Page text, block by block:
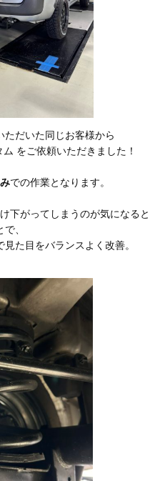
ただいた同じお客様から
をご依頼いただきました！
での作業となります。
下がってしまうのが気になると
、
た目をバランスよく改善。